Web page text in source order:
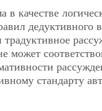
в качестве
может
стандарту